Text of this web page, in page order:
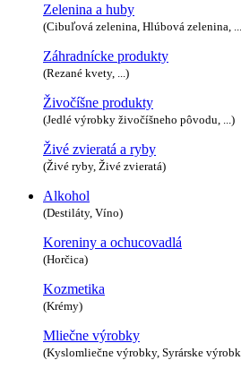
Zelenina a huby
(Cibuľová zelenina, Hlúbová zelenina,
Záhradnícke produkty
(Rezané kvety, ...)
Živočíšne produkty
(Jedlé výrobky živočíšneho pôvodu, ...)
Živé zvieratá a ryby
(Živé ryby, Živé zvieratá)
Alkohol
(Destiláty, Víno)
Koreniny a ochucovadlá
(Horčica)
Kozmetika
(Krémy)
Mliečne výrobky
(Kyslomliečne výrobky, Syrárske